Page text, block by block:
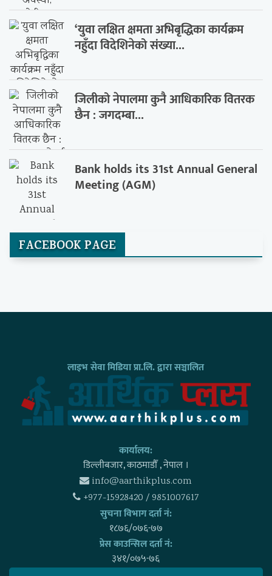
‘युवा लक्षित क्षमता अभिबृद्धिका कार्यक्रम
नहुँदा विदेशिनेको संख्या...
जिलीको नेपालमा कुनै आधिकारिक वितरक
छैन : जगदम्बा...
Bank holds its 31st Annual General
Meeting (AGM)
FACEBOOK PAGE
लाइभ सेवा मिडिया प्रा.लि. द्वारा सञ्चालित
कार्यालय:
डिल्लीबजार, काठमाडाैँ , नेपाल ।
info@aarthikplus.com
+977-15928420 / 9851007617
सुचना विभाग दर्ता नं:
१८७६/०७६-७७
प्रेस काउन्सिल दर्ता नं:
३४१/०७५-७६